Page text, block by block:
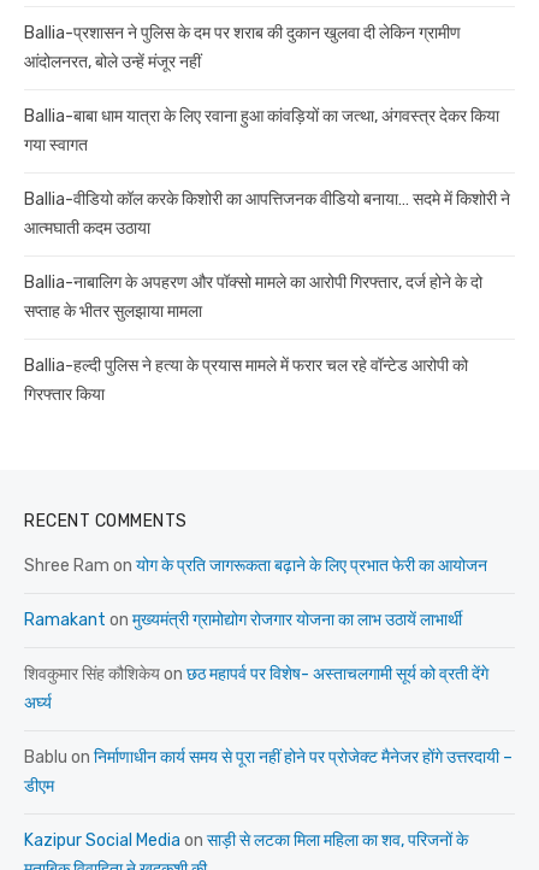
Ballia-प्रशासन ने पुलिस के दम पर शराब की दुकान खुलवा दी लेकिन ग्रामीण
आंदोलनरत, बोले उन्हें मंजूर नहीं
Ballia-बाबा धाम यात्रा के लिए रवाना हुआ कांवड़ियों का जत्था, अंगवस्त्र देकर किया
गया स्वागत
Ballia-वीडियो कॉल करके किशोरी का आपत्तिजनक वीडियो बनाया… सदमे में किशोरी ने
आत्मघाती कदम उठाया
Ballia-नाबालिग के अपहरण और पॉक्सो मामले का आरोपी गिरफ्तार, दर्ज होने के दो
सप्ताह के भीतर सुलझाया मामला
Ballia-हल्दी पुलिस ने हत्या के प्रयास मामले में फरार चल रहे वॉन्टेड आरोपी को
गिरफ्तार किया
RECENT COMMENTS
Shree Ram on योग के प्रति जागरूकता बढ़ाने के लिए प्रभात फेरी का आयोजन
Ramakant on मुख्यमंत्री ग्रामोद्योग रोजगार योजना का लाभ उठायें लाभार्थी
शिवकुमार सिंह कौशिकेयon छठ महापर्व पर विशेष- अस्ताचलगामी सूर्य को व्रती देंगे
अर्घ्य
Bablu on निर्माणाधीन कार्य समय से पूरा नहीं होने पर प्रोजेक्ट मैनेजर होंगे उत्तरदायी –
डीएम
Kazipur Social Media on साड़ी से लटका मिला महिला का शव, परिजनों के